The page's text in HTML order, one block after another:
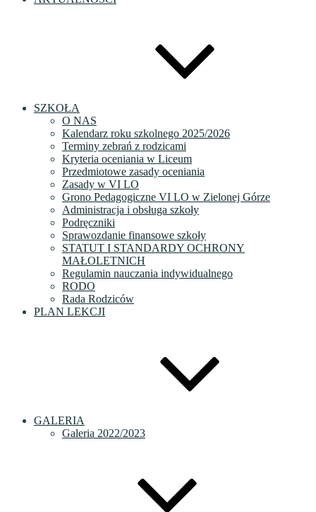
SZKOŁA
O NAS
Kalendarz roku szkolnego 2025/2026
Terminy zebrań z rodzicami
Kryteria oceniania w Liceum
Przedmiotowe zasady oceniania
Zasady w VI LO
Grono Pedagogiczne VI LO w Zielonej Górze
Administracja i obsługa szkoły
Podręczniki
Sprawozdanie finansowe szkoły
STATUT I STANDARDY OCHRONY
MAŁOLETNICH
Regulamin nauczania indywidualnego
RODO
Rada Rodziców
PLAN LEKCJI
GALERIA
Galeria 2022/2023